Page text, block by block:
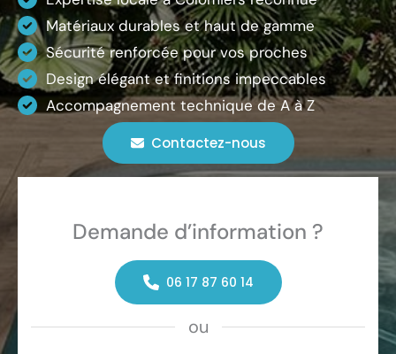
Matériaux durables et haut de gamme
Sécurité renforcée pour vos proches
Design élégant et finitions impeccables
Accompagnement technique de A à Z
Contactez-nous
Demande d’information ?
06 17 87 60 14
ou